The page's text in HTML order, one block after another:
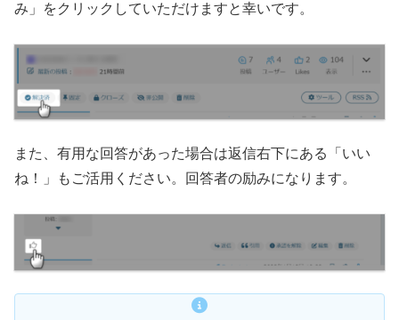
み」をクリックしていただけますと幸いです。
また、有用な回答があった場合は返信右下にある「いい
ね！」もご活用ください。回答者の励みになります。